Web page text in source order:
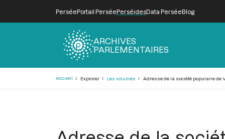
PerséePortail PerséePerséidesData PerséeBlog
ARCHIVES
PARLEMENTAIRES
Accueil Explorer Les volumes Adresse de la société populaire de